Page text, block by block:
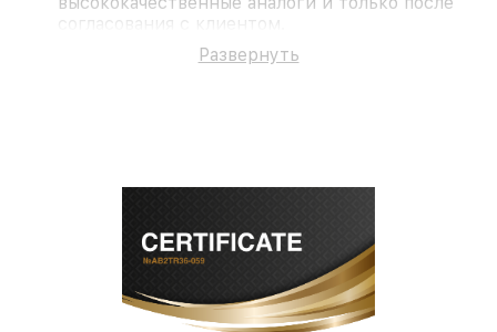
согласования с клиентом.
На все работы и замененные комплектующие
предоставляется длительная гарантия. В случае
современное оборудование и
лицензированное ПО в ремонтно-
диагностических мастерских;
собственный склад комплектующих, что
позволяет сократить сроки
Развернуть